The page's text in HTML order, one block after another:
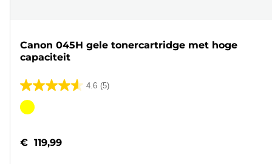
Canon 045H gele tonercartridge met hoge
capaciteit
4.6 (5)
4.6
van
sterren.
Kleurencartridge
€ 119,99